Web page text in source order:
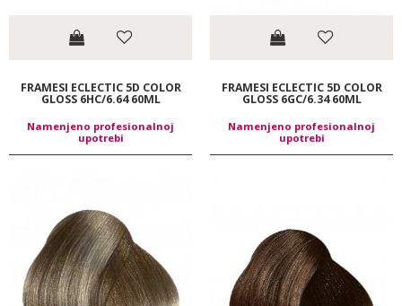
FRAMESI ECLECTIC 5D COLOR
GLOSS 6HC/6.64 60ML
Namenjeno profesionalnoj
upotrebi
FRAMESI ECLECTIC 5D COLOR
GLOSS 6GC/6.34 60ML
Namenjeno profesionalnoj
upotrebi